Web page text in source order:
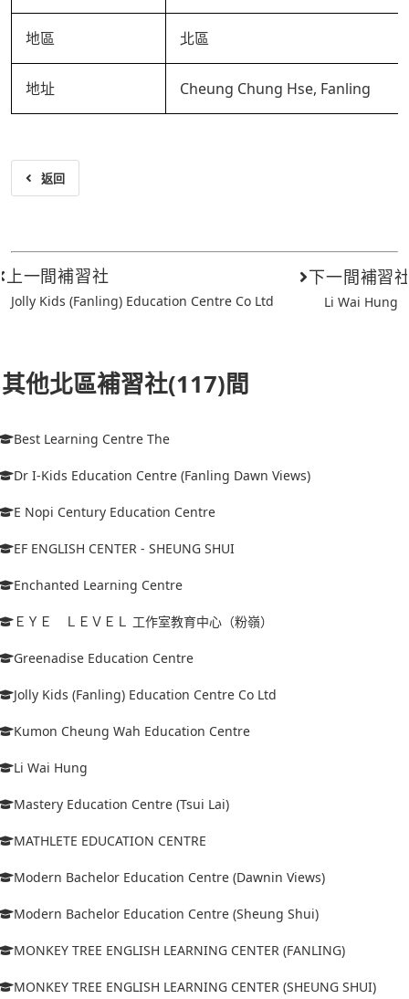
地區 北區
地址 Cheung Chung Hse, Fanling
返回
上一間補習社
Jolly Kids (Fanling) Education Centre Co Ltd
下一間補習
Li Wai Hung
其他北區補習社(117)間
Best Learning Centre The
Dr I-Kids Education Centre (Fanling Dawn Views)
E Nopi Century Education Centre
EF ENGLISH CENTER - SHEUNG SHUI
Enchanted Learning Centre
ＥＹＥ ＬＥＶＥＬ 工作室教育中心（粉嶺）
Greenadise Education Centre
Jolly Kids (Fanling) Education Centre Co Ltd
Kumon Cheung Wah Education Centre
Li Wai Hung
Mastery Education Centre (Tsui Lai)
MATHLETE EDUCATION CENTRE
Modern Bachelor Education Centre (Dawnin Views)
Modern Bachelor Education Centre (Sheung Shui)
MONKEY TREE ENGLISH LEARNING CENTER (FANLING)
MONKEY TREE ENGLISH LEARNING CENTER (SHEUNG SHUI)